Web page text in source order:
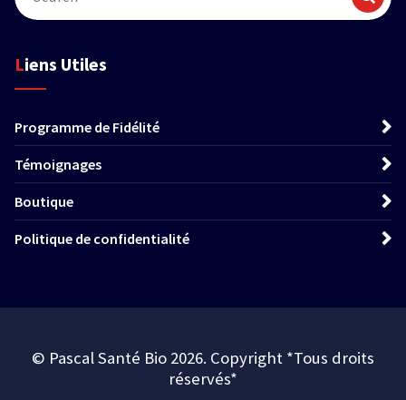
Liens Utiles
Programme de Fidélité
Témoignages
Boutique
Politique de confidentialité
© Pascal Santé Bio 2026. Copyright *Tous droits
réservés*